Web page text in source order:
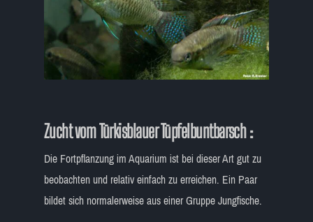
Zucht vom Türkisblauer Tüpfelbuntbarsch :
Die Fortpflanzung im Aquarium ist bei dieser Art gut zu
beobachten und relativ einfach zu erreichen. Ein Paar
bildet sich normalerweise aus einer Gruppe Jungfische.